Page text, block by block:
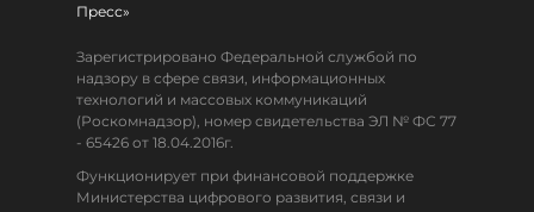
Пресс»
Зарегистрировано Федеральной службой по
надзору в сфере связи, информационных
технологий и массовых коммуникаций
(Роскомнадзор), номер свидетельства ЭЛ № ФС 77
- 65426 от 18.04.2016г.
Функционирует при финансовой поддержке
Министерства цифрового развития, связи и